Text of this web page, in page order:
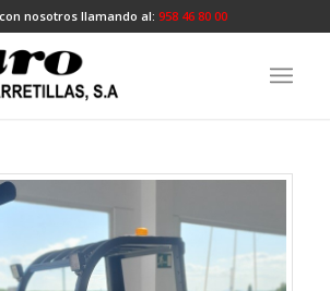
nosotros llamando al:958 46 80 00